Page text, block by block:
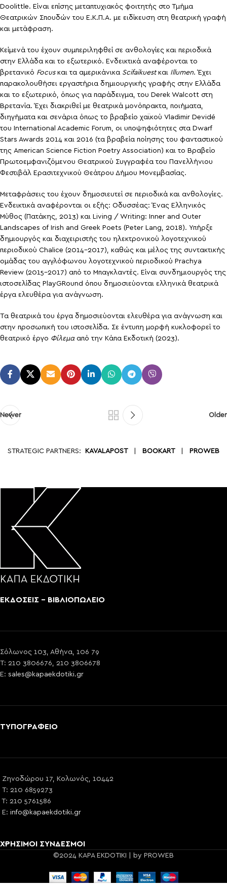
Doolittle. Είναι επίσης μεταπτυχιακός φοιτητής στο Τμήμα
Θεατρικών Σπουδών του Ε.Κ.Π.Α. με ειδίκευση στη θεατρική γραφή
και μετάφραση.
Κείμενά του έχουν συμπεριληφθεί σε ανθολογίες και περιοδικά
στην Ελλάδα και το εξωτερικό. Ενδεικτικά αναφέρονται το
βρετανικό Focusκαι τα αμερικάνικα Scifaikuestκαι Illumen. Έχει
παρακολουθήσει εργαστήρια δημιουργικής γραφής στην Ελλάδα
και το εξωτερικό, όπως για παράδειγμα, του Derek Walcott στη
Βρετανία. Έχει διακριθεί με θεατρικά μονόπρακτα, ποιήματα,
διηγήματα και σενάρια όπως το βραβείο χαϊκού Vladimir Devidé
του International Academic Forum, οι υποψηφιότητες στα Dwarf
Stars Awards 2014 και 2016 (τα βραβεία ποίησης του φανταστικού
της American Science Fiction Poetry Association) και το Βραβείο
Πρωτοεμφανιζόμενου Θεατρικού Συγγραφέα του Πανελλήνιου
Φεστιβάλ Ερασιτεχνικού Θεάτρου Δήμου Μονεμβασίας.
Μεταφράσεις του έχουν δημοσιευτεί σε περιοδικά και ανθολογίες.
Ενδεικτικά αναφέρονται οι εξής: Οδυσσέας: Ένας Ελληνικός
Μύθος (Πατάκης, 2013) και Living / Writing: Inner and Outer
Landscapes of Irish and Greek Poets (Peter Lang, 2018). Υπήρξε
δημιουργός και διαχειριστής του ηλεκτρονικού λογοτεχνικού
περιοδικού Chalice (2014-2017), καθώς και μέλος της συντακτικής
ομάδας του αγγλόφωνου λογοτεχνικού περιοδικού Prachya
Review (2015-2017) από το Μπαγκλαντές. Είναι συνδημιουργός της
ιστοσελίδας PlayGRound όπου δημοσιεύονται ελληνικά θεατρικά
έργα ελευθέρα για ανάγνωση.
Τα θεατρικά του έργα δημοσιεύονται ελευθέρα για ανάγνωση και
στην προσωπική του ιστοσελίδα. Σε έντυπη μορφή κυκλοφορεί το
θεατρικό έργο Φίλεμααπό την Κάπα Εκδοτική (2023).
Newer Older
STRATEGIC PARTNERS: KAVALAPOST| BOOKART| PROWEB
ΕΚΔΟΣΕΙΣ - ΒΙΒΛΙΟΠΩΛΕΙΟ
Σόλωνος 103, Αθήνα, 106 79
T: 210 3806676, 210 3806678
E: sales@kapaekdotiki.gr
ΤΥΠΟΓΡΑΦΕΙΟ
Ζηνοδώρου 17, Κολωνός, 10442
T: 210 6859273
T: 210 5761586
E: info@kapaekdotiki.gr
ΧΡΗΣΙΜΟΙ ΣΥΝΔΕΣΜΟΙ
©2024 KAPA EKDOTIKI | by PROWEB